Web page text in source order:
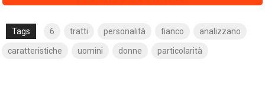
Tags 6 tratti personalità fianco analizzano
caratteristiche uomini donne particolarità